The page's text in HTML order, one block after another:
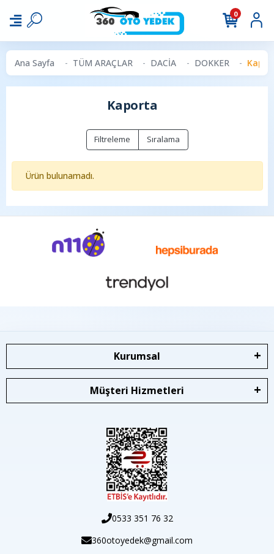
0
Ana Sayfa TÜM ARAÇLAR DACİA DOKKER
Kaporta
Filtreleme Sıralama
Ürün bulunamadı.
Kurumsal
Müşteri Hizmetleri
0533 351 76 32
360otoyedek@gmail.com